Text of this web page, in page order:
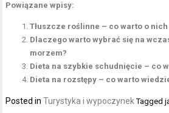
Powiązane wpisy:
Tłuszcze roślinne – co warto o
Dlaczego warto wybrać się na
morzem?
Dieta na szybkie schudnięcie – co
Dieta na rozstępy – co warto
Posted inTurystyka i wypoczynek Tagged